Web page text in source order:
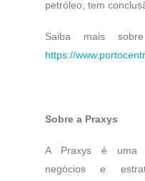
petróleo, tem
Saiba mais
https://
Sobre a Praxys
A Praxys é uma
negócios e